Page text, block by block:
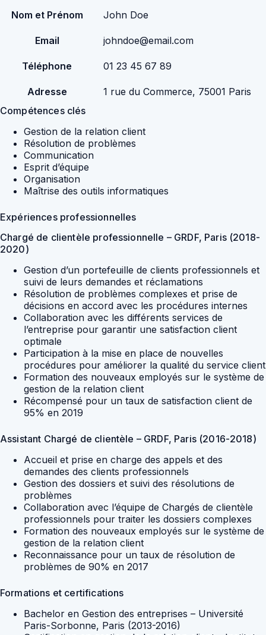
Nom et Prénom John Doe
Email johndoe@email.com
Téléphone 01 23 45 67 89
Adresse
1 rue du Commerce, 75001 Paris
Compétences clés
Gestion de la relation client
Résolution de problèmes
Communication
Esprit d’équipe
Organisation
Maîtrise des outils informatiques
Expériences professionnelles
Chargé de clientèle professionnelle – GRDF, Paris (2018-
2020)
Gestion d’un portefeuille de clients professionnels et
suivi de leurs demandes et réclamations
Résolution de problèmes complexes et prise de
décisions en accord avec les procédures internes
Collaboration avec les différents services de
l’entreprise pour garantir une satisfaction client
optimale
Participation à la mise en place de nouvelles
procédures pour améliorer la qualité du service client
Formation des nouveaux employés sur le système de
gestion de la relation client
Récompensé pour un taux de satisfaction client de
95% en 2019
Assistant Chargé de clientèle – GRDF, Paris (2016-2018)
Accueil et prise en charge des appels et des
demandes des clients professionnels
Gestion des dossiers et suivi des résolutions de
problèmes
Collaboration avec l’équipe de Chargés de clientèle
professionnels pour traiter les dossiers complexes
Formation des nouveaux employés sur le système de
gestion de la relation client
Reconnaissance pour un taux de résolution de
problèmes de 90% en 2017
Formations et certifications
Bachelor en Gestion des entreprises – Université
Paris-Sorbonne, Paris (2013-2016)